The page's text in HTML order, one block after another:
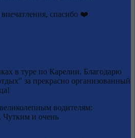
спасибо ❤️
в туре по Карелии. Благодарю
за прекрасно организованный
водителям:
Чутким и очень